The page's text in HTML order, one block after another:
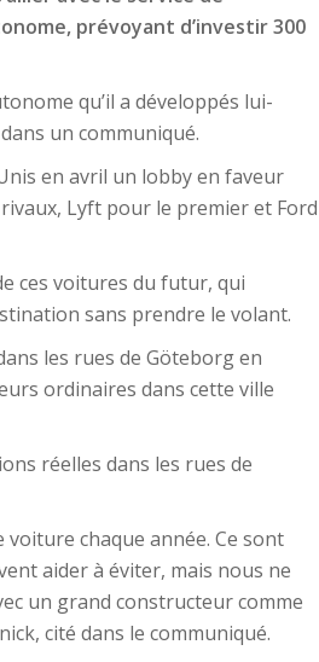
prévoyant d’investir 300
qu’il a développés lui-
un communiqué.
en avril un lobby en faveur
Lyft pour le premier et Ford
ces voitures du futur, qui
sans prendre le volant.
les rues de Göteborg en
ordinaires dans cette ville
réelles dans les rues de
voiture chaque année. Ce sont
aider à éviter, mais nous ne
un grand constructeur comme
cité dans le communiqué.